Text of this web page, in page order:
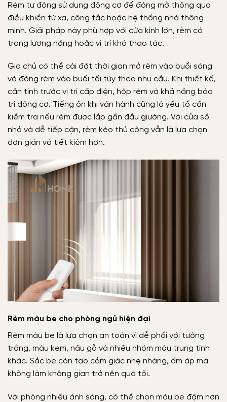
Rèm tự động sử dụng động cơ để đóng mở thông qua
điều khiển từ xa, công tắc hoặc hệ thống nhà thông
minh. Giải pháp này phù hợp với cửa kính lớn, rèm có
trọng lượng nặng hoặc vị trí khó thao tác.
Gia chủ có thể cài đặt thời gian mở rèm vào buổi sáng
và đóng rèm vào buổi tối tùy theo nhu cầu. Khi thiết kế,
cần tính trước vị trí cấp điện, hộp rèm và khả năng bảo
trì động cơ. Tiếng ồn khi vận hành cũng là yếu tố cần
kiểm tra nếu rèm được lắp gần đầu giường. Với cửa sổ
nhỏ và dễ tiếp cận, rèm kéo thủ công vẫn là lựa chọn
đơn giản và tiết kiệm hơn.
Rèm màu be cho phòng ngủ hiện đại
Rèm màu be là lựa chọn an toàn vì dễ phối với tường
trắng, màu kem, nâu gỗ và nhiều nhóm màu trung tính
khác. Sắc be còn tạo cảm giác nhẹ nhàng, ấm áp mà
không làm không gian trở nên quá tối.
Với phòng nhiều ánh sáng, có thể chọn màu be đậm hơn